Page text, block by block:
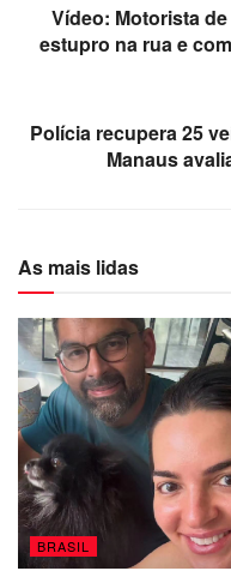
Vídeo: Motorista
estupro na rua e
Polícia recupera 25
Manaus
As mais lidas
BRASIL